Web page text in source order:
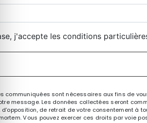
j'accepte les conditions
communiquées sont nécessaires aux fins de
message. Les données collectées seront
de retrait de votre consentement à
Vous pouvez exercer ces droits par voie